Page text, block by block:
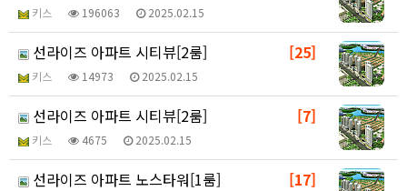
키스 196063 2025.02.15
[25]
선라이즈 아파트 시티뷰[2룸]
키스 14973 2025.02.15
[7]
선라이즈 아파트 시티뷰[2룸]
키스 4675 2025.02.15
[17]
선라이즈 아파트 노스타워[1룸]